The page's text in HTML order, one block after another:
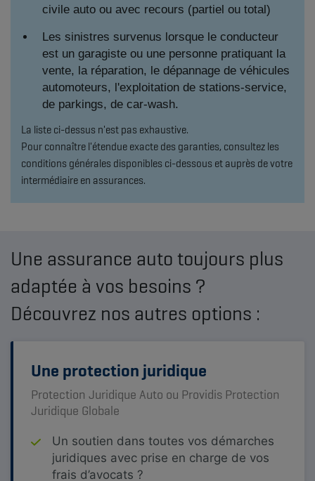
civile auto ou avec recours (partiel ou total)
Les sinistres survenus lorsque le conducteur
est un garagiste ou une personne pratiquant la
vente, la réparation, le dépannage de véhicules
automoteurs, l'exploitation de stations-service,
de parkings, de car-wash.
La liste ci-dessus n'est pas exhaustive.
Pour connaître l'étendue exacte des garanties, consultez les
conditions générales disponibles ci-dessous et auprès de votre
intermédiaire en assurances.
Une assurance auto toujours plus
adaptée à vos besoins ?
Découvrez nos autres options :
Une protection juridique
Protection Juridique Auto ou Providis Protection
Juridique Globale
Un soutien dans toutes vos démarches
juridiques avec prise en charge de vos
frais d’avocats ?